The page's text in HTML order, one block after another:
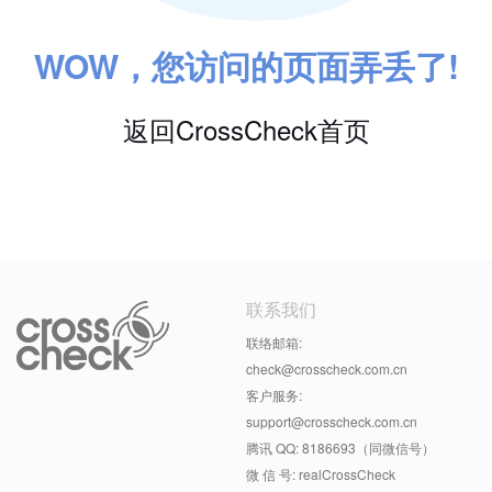
WOW，您访问的页面弄丢了!
返回CrossCheck首页
联系我们
联络邮箱:
check@crosscheck.com.cn
客户服务:
support@crosscheck.com.cn
腾讯 QQ: 8186693（同微信号）
微 信 号: realCrossCheck